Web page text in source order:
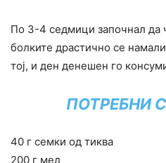
По 3-4 седмици започнал да
болките драстично се
тој, и ден денешен го
ПОТРЕБНИ
40 г семки од тиква
200 г мед